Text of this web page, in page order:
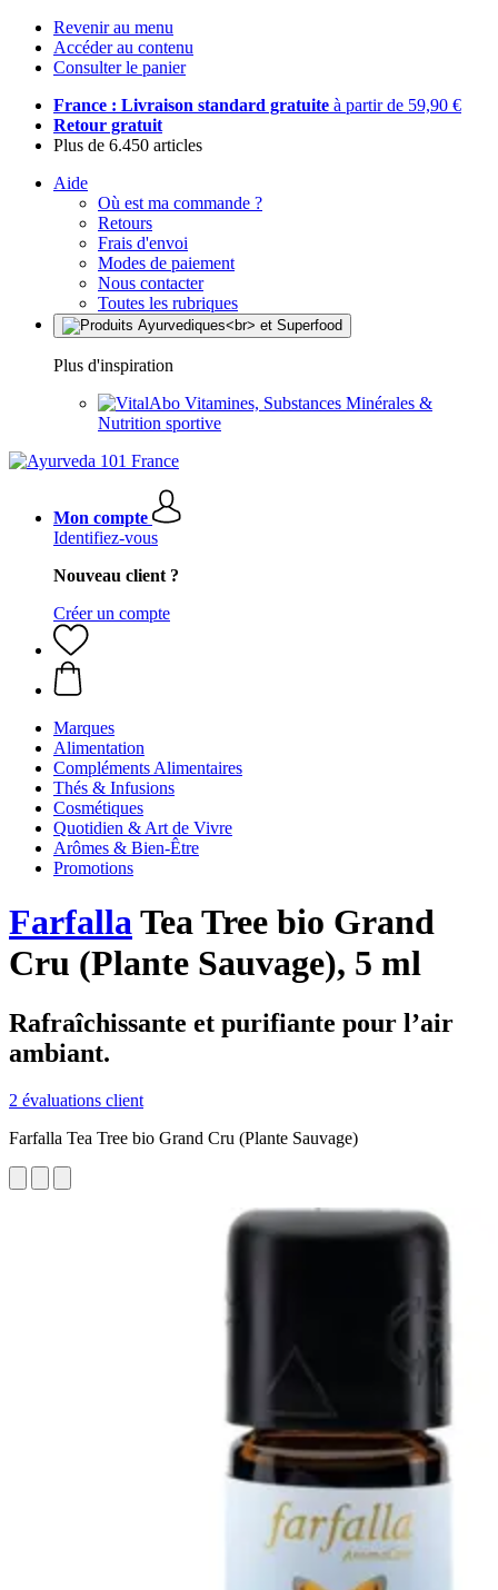
Revenir au menu
Accéder au contenu
Consulter le panier
France : Livraison standard gratuite à partir de 59,90 €
Retour gratuit
Plus de 6.450 articles
Aide
Où est ma commande ?
Retours
Frais d'envoi
Modes de paiement
Nous contacter
Toutes les rubriques
Plus d'inspiration
Vitamines, Substances Minérales &
Nutrition sportive
Mon compte
Identifiez-vous
Nouveau client ?
Créer un compte
Marques
Alimentation
Compléments Alimentaires
Thés & Infusions
Cosmétiques
Quotidien & Art de Vivre
Arômes & Bien-Être
Promotions
FarfallaTea Tree bio Grand
Cru (Plante Sauvage), 5 ml
Rafraîchissante et purifiante pour l’air
ambiant.
2 évaluations client
Farfalla Tea Tree bio Grand Cru (Plante Sauvage)